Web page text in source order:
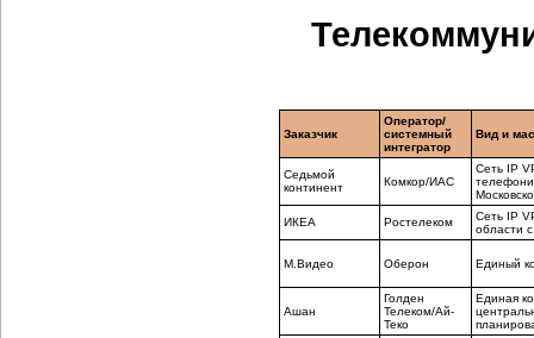
Заказчик
Оператор/
системный
интегратор
Вид и
Седьмой
континент
Комкор/ИАС
Сеть IP
ИКЕА Ростелеком
Сеть IP
области
М.Видео Оберон Единый
Ашан
Голден
Телеком/Ай-
Теко
Единая